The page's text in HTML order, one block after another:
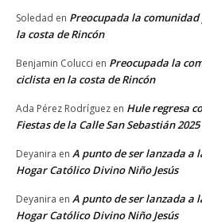
Soledad en Preocupada la
la costa de Rincón
Benjamin Colucci en Preocupada la
ciclista en la costa de Rincón
Ada Pérez Rodríguez en Hule regresa
Fiestas de la Calle San Sebastián 2025
Deyanira en A punto de ser lanzada a
Hogar Católico Divino Niño Jesús
Deyanira en A punto de ser lanzada a
Hogar Católico Divino Niño Jesús